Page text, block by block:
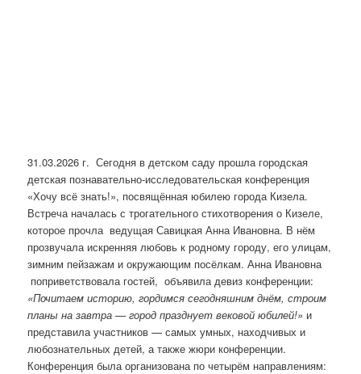
31.03.2026 г. Сегодня в детском саду прошла городская
детская познавательно-исследовательская конференция
«Хочу всё знать!», посвящённая юбилею города Кизела.
Встреча началась с трогательного стихотворения о Кизеле,
которое прочла ведущая Савицкая Анна Ивановна. В нём
прозвучала искренняя любовь к родному городу, его улицам,
зимним пейзажам и окружающим посёлкам. Анна Ивановна
поприветствовала гостей, объявила девиз конференции:
«Почитаем историю, гордимся сегодняшним днём, строим
планы на завтра — город празднует вековой юбилей!» и
представила участников — самых умных, находчивых и
любознательных детей, а также жюри конференции.
Конференция была организована по четырём направлениям: